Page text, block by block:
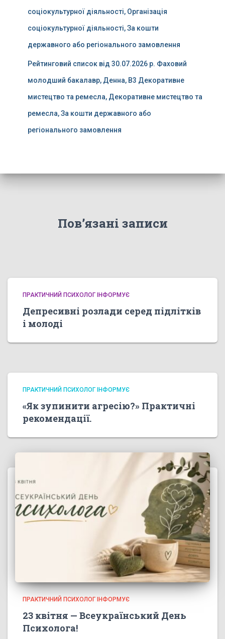
соціокультурної діяльності, Організація
соціокультурної діяльності, За кошти
державного або регіонального замовлення
Рейтинговий список від 30.07.2026 р. Фаховий
молодший бакалавр, Денна, B3 Декоративне
мистецтво та ремесла, Декоративне мистецтво та
ремесла, За кошти державного або
регіонального замовлення
Пов’язані записи
ПРАКТИЧНИЙ ПСИХОЛОГ ІНФОРМУЄ
Депресивні розлади серед підлітків
і молоді
ПРАКТИЧНИЙ ПСИХОЛОГ ІНФОРМУЄ
«Як зупинити агресію?» Практичні
рекомендації.
ПРАКТИЧНИЙ ПСИХОЛОГ ІНФОРМУЄ
23 квітня — Всеукраїнський День
Психолога!